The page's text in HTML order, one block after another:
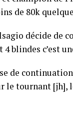
de 80k
décide de
blindes c’est
de
le tournant [jh],